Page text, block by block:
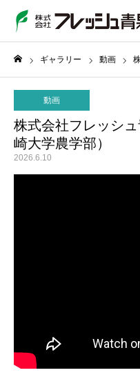
ギャラリー 動画 株
動画
株式会社フレッシ
崎大学農学部）
2026.6.10